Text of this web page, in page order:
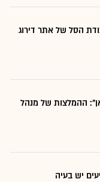
הסל של אתר דירוג
ההמלצות של מנהל
יש בעיה